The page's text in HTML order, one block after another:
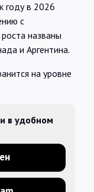
году в 2026
с
названы
и Аргентина.
на уровне
в удобном